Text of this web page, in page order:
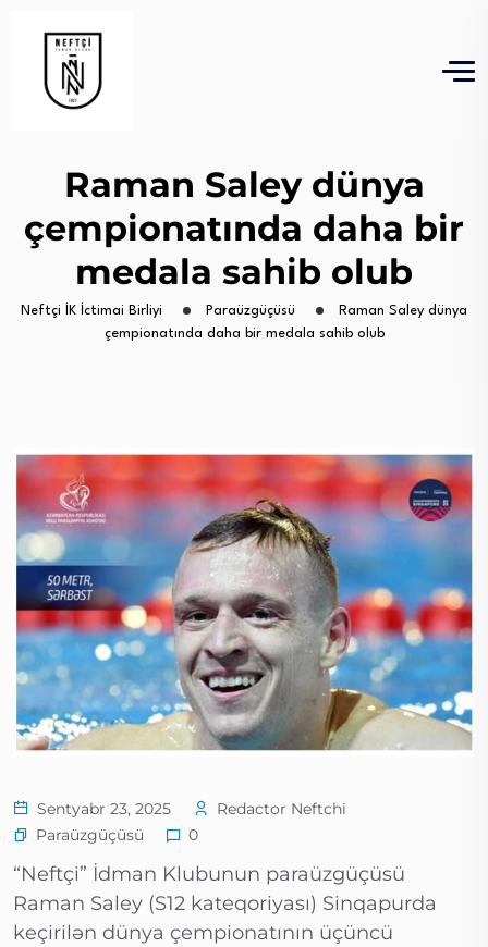
Raman Saley dünya
çempionatında daha bir
medala sahib olub
Neftçi İK İctimai Birliyi Paraüzgüçüsü
Raman Saley dünya
çempionatında daha bir medala sahib olub
Sentyabr 23, 2025
Redactor Neftchi
Paraüzgüçüsü
0
“Neftçi” İdman Klubunun paraüzgüçüsü
Raman Saley (S12 kateqoriyası) Sinqapurda
keçirilən dünya çempionatının üçüncü